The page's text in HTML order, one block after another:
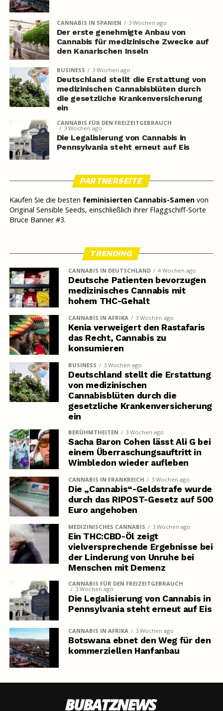
CANNABIS IN SPANIEN 3 Wochen ago
Der erste genehmigte Anbau von
Cannabis für medizinische Zwecke auf
den Kanarischen Inseln
BUSINESS 3 Wochen ago
Deutschland stellt die Erstattung von
medizinischen Cannabisblüten durch
die gesetzliche Krankenversicherung
ein
CANNABIS FÜR DEN FREIZEITGEBRAUCH
3 Wochen ago
Die Legalisierung von Cannabis in
Pennsylvania steht erneut auf Eis
PARTNERSEITE
Kaufen Sie die besten feminisierten Cannabis-Samenvon
Original Sensible Seeds, einschließlich ihrer Flaggschiff-Sorte
Bruce Banner #3.
TRENDING
CANNABIS IN DEUTSCHLAND 4 Wochen ago
Deutsche Patienten bevorzugen
medizinisches Cannabis mit
hohem THC-Gehalt
CANNABIS IN AFRIKA 3 Wochen ago
Kenia verweigert den Rastafaris
das Recht, Cannabis zu
konsumieren
BUSINESS 3 Wochen ago
Deutschland stellt die Erstattung
von medizinischen
Cannabisblüten durch die
gesetzliche Krankenversicherung
ein
BERÜHMTHEITEN 3 Wochen ago
Sacha Baron Cohen lässt Ali G bei
einem Überraschungsauftritt in
Wimbledon wieder aufleben
CANNABIS IN FRANKREICH 3 Wochen ago
Die „Cannabis“-Geldstrafe wurde
durch das RIPOST-Gesetz auf 500
Euro angehoben
MEDIZINISCHES CANNABIS 3 Wochen ago
Ein THC:CBD-Öl zeigt
vielversprechende Ergebnisse bei
der Linderung von Unruhe bei
Menschen mit Demenz
CANNABIS FÜR DEN FREIZEITGEBRAUCH
3 Wochen ago
Die Legalisierung von Cannabis in
Pennsylvania steht erneut auf Eis
CANNABIS IN AFRIKA 3 Wochen ago
Botswana ebnet den Weg für den
kommerziellen Hanfanbau